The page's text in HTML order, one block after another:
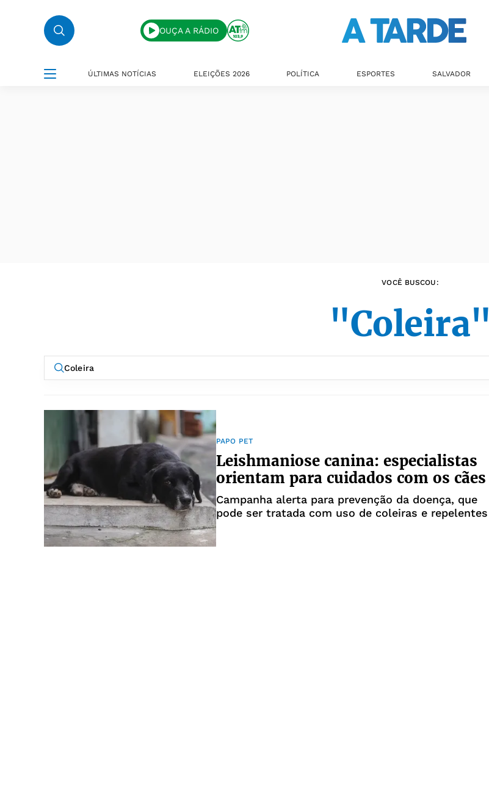
OUÇA A RÁDIO
ÚLTIMAS NOTÍCIAS ELEIÇÕES 2026 POLÍTICA ESPORTES SALVADOR
VOCÊ BUSCOU:
"Coleira"
PAPO PET
Leishmaniose canina: especialistas
orientam para cuidados com os cães
Campanha alerta para prevenção da doença, que
pode ser tratada com uso de coleiras e repelentes